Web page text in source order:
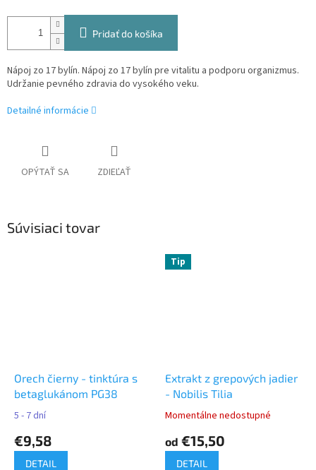
Pridať do košíka
Nápoj zo 17 bylín. Nápoj zo 17 bylín pre vitalitu a podporu organizmus.
Udržanie pevného zdravia do vysokého veku.
Detailné informácie
OPÝTAŤ SA ZDIEĽAŤ
Súvisiaci tovar
Orech čierny - tinktúra s
betaglukánom PG38
5 - 7 dní
€9,58
DETAIL
Tip
Extrakt z grepových jadier
- Nobilis Tilia
Momentálne nedostupné
od €15,50
DETAIL